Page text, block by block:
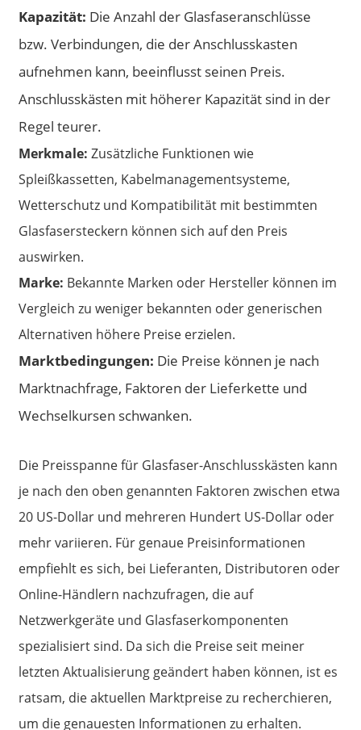
Kapazität: Die Anzahl der Glasfaseranschlüsse
bzw. Verbindungen, die der Anschlusskasten
aufnehmen kann, beeinflusst seinen Preis.
Anschlusskästen mit höherer Kapazität sind in der
Regel teurer.
Merkmale: Zusätzliche Funktionen wie
Spleißkassetten, Kabelmanagementsysteme,
Wetterschutz und Kompatibilität mit bestimmten
Glasfasersteckern können sich auf den Preis
auswirken.
Marke: Bekannte Marken oder Hersteller können im
Vergleich zu weniger bekannten oder generischen
Alternativen höhere Preise erzielen.
Marktbedingungen: Die Preise können je nach
Marktnachfrage, Faktoren der Lieferkette und
Wechselkursen schwanken.
Die Preisspanne für Glasfaser-Anschlusskästen kann
je nach den oben genannten Faktoren zwischen etwa
20 US-Dollar und mehreren Hundert US-Dollar oder
mehr variieren. Für genaue Preisinformationen
empfiehlt es sich, bei Lieferanten, Distributoren oder
Online-Händlern nachzufragen, die auf
Netzwerkgeräte und Glasfaserkomponenten
spezialisiert sind. Da sich die Preise seit meiner
letzten Aktualisierung geändert haben können, ist es
ratsam, die aktuellen Marktpreise zu recherchieren,
um die genauesten Informationen zu erhalten.